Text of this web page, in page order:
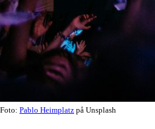
Foto: Pablo Heimplatz på Unsplash